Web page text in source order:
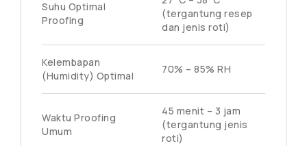
Suhu Optimal
Proofing
(tergantung resep
dan jenis roti)
Kelembapan
(Humidity) Optimal
70% – 85% RH
Waktu Proofing
Umum
45 menit – 3 jam
(tergantung jenis
roti)